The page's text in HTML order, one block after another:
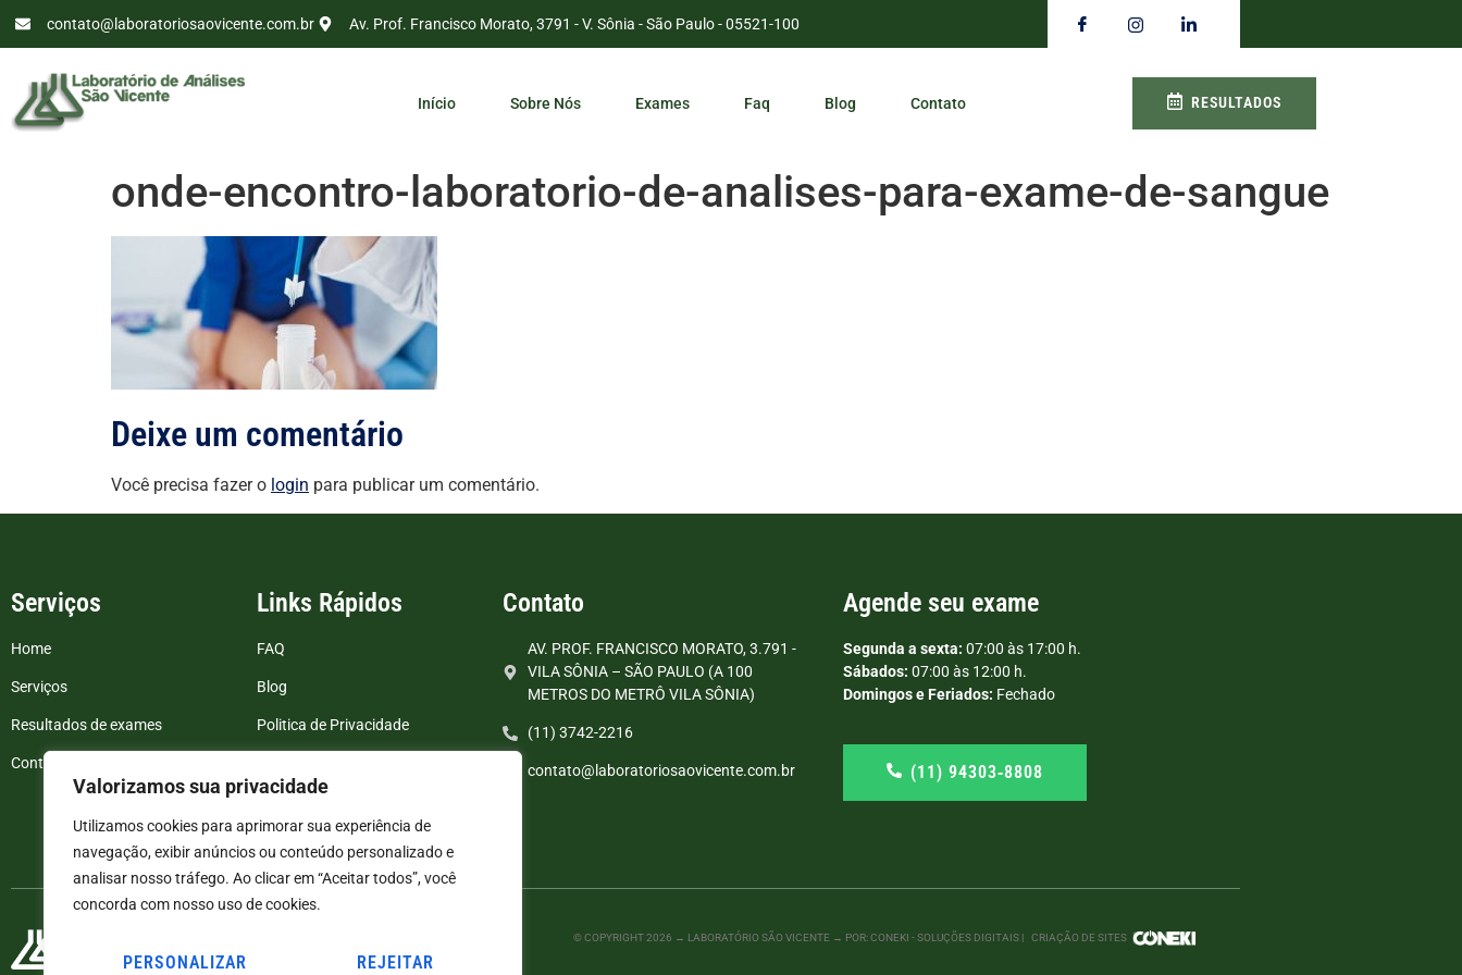
Valorizamos sua privacidade
Utilizamos cookies para aprimorar sua experiência de
navegação, exibir anúncios ou conteúdo personalizado e
analisar nosso tráfego. Ao clicar em “Aceitar todos”, você
concorda com nosso uso de cookies.
PERSONALIZAR REJEITAR
contato@laboratoriosaovicente.com.br Av. Prof. Francisco Morato, 3791 - V. Sônia - São Paulo - 05521-100
Início Sobre Nós Exames Faq Blog Contato RESULTADOS
onde-encontro-laboratorio-de-analises-para-exame-de-sangue
Deixe um comentário
Você precisa fazer o login para publicar um comentário.
Serviços
Home
Serviços
Resultados de exames
Contato
Links Rápidos
FAQ
Blog
Politica de Privacidade
Contato
AV. PROF. FRANCISCO MORATO, 3.791 -
VILA SÔNIA – SÃO PAULO (A 100
METROS DO METRÔ VILA SÔNIA)
(11) 3742-2216
contato@laboratoriosaovicente.com.br
Agende seu exame
Segunda a sexta: 07:00 às 17:00 h.
Sábados: 07:00 às 12:00 h.
Domingos e Feriados: Fechado
(11) 94303‑8808
© COPYRIGHT2026 → LABORATÓRIO SÃO VICENTE → POR: CONEKI - SOLUÇÕES DIGITAIS | CRIAÇÃO DE SITES